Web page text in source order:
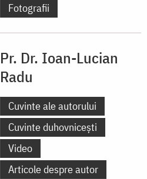
Fotografii
Pr. Dr. Ioan-Lucian
Radu
Cuvinte ale autorului
Cuvinte duhovnicești
Video
Articole despre autor